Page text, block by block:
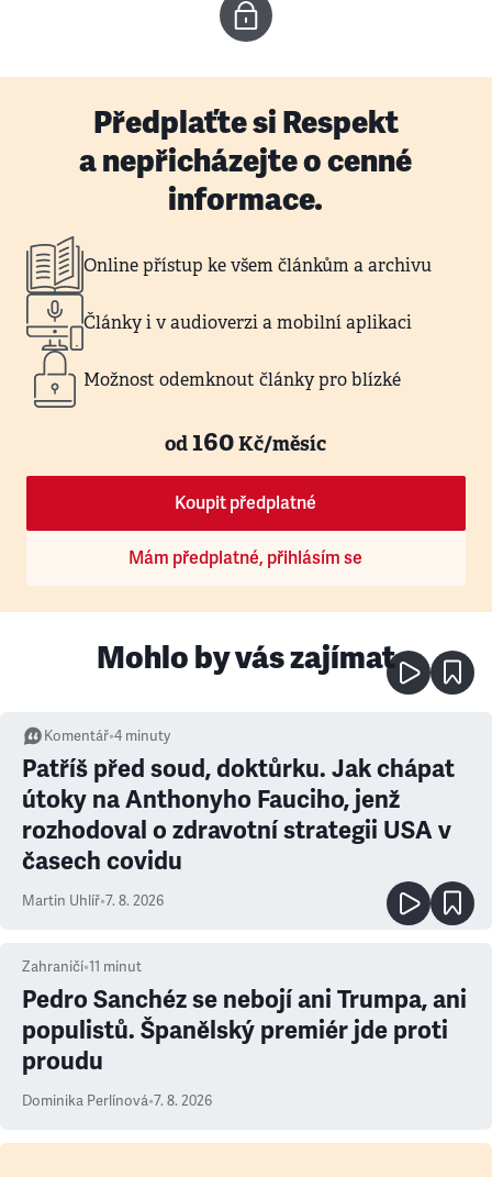
Předplaťte si Respekt
a nepřicházejte o cenné
informace.
Online přístup ke všem článkům a archivu
Články i v audioverzi a mobilní aplikaci
Možnost odemknout články pro blízké
od160Kč/měsíc
Koupit předplatné
Mám předplatné, přihlásím se
Mohlo by vás zajímat
Komentář•4 minuty
Patříš před soud, doktůrku. Jak chápat
útoky na Anthonyho Fauciho, jenž
rozhodoval o zdravotní strategii USA v
časech covidu
Martin Uhlíř•7. 8. 2026
Zahraničí•11 minut
Pedro Sanchéz se nebojí ani Trumpa, ani
populistů. Španělský premiér jde proti
proudu
Dominika Perlínová•7. 8. 2026